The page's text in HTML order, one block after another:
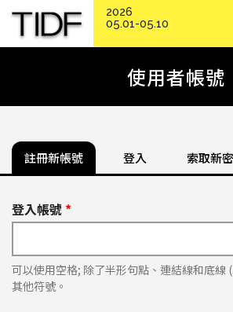
使用者帳號
註冊新帳號 登入 索取新
登入帳號 *
可以使用空格; 除了半形句點、連結線和底線
其他符號。
2026
05.01-05.10